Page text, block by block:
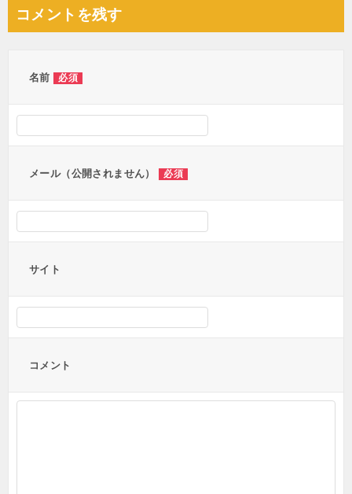
コメントを残す
名前 必須
メール（公開されません） 必須
サイト
コメント